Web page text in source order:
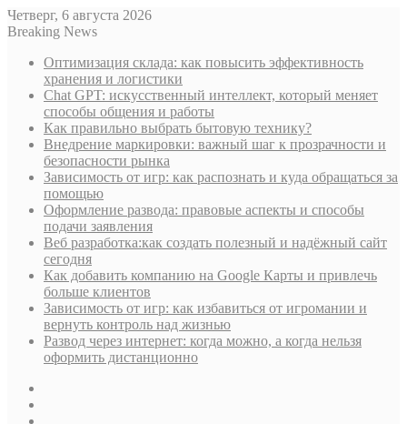
Четверг, 6 августа 2026
Breaking News
Оптимизация склада: как повысить эффективность
хранения и логистики
Chat GPT: искусственный интеллект, который меняет
способы общения и работы
Как правильно выбрать бытовую технику?
Внедрение маркировки: важный шаг к прозрачности и
безопасности рынка
Зависимость от игр: как распознать и куда обращаться за
помощью
Оформление развода: правовые аспекты и способы
подачи заявления
Веб разработка:как создать полезный и надёжный сайт
сегодня
Как добавить компанию на Google Карты и привлечь
больше клиентов
Зависимость от игр: как избавиться от игромании и
вернуть контроль над жизнью
Развод через интернет: когда можно, а когда нельзя
оформить дистанционно